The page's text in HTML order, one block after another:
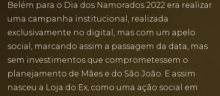
Belém para o Dia dos Namorados 2022 era realizar
uma campanha institucional, realizada
exclusivamente no digital, mas com um apelo
social, marcando assim a passagem da data, mas
sem investimentos que comprometessem o
planejamento de Mães e do São João. E assim
nasceu a Loja do Ex, como uma ação social em